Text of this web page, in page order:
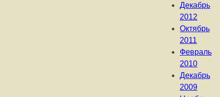
Декабрь
2012
Октябрь
2011
Февраль
2010
Декабрь
2009